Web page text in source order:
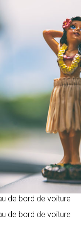
de bord de voiture
de bord de voiture